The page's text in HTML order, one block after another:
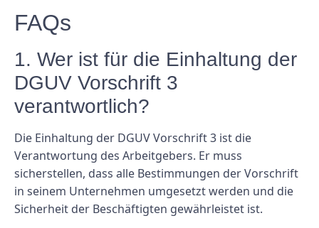
FAQs
1. Wer ist für die Einhaltung der
DGUV Vorschrift 3
verantwortlich?
Die Einhaltung der DGUV Vorschrift 3 ist die
Verantwortung des Arbeitgebers. Er muss
sicherstellen, dass alle Bestimmungen der Vorschrift
in seinem Unternehmen umgesetzt werden und die
Sicherheit der Beschäftigten gewährleistet ist.